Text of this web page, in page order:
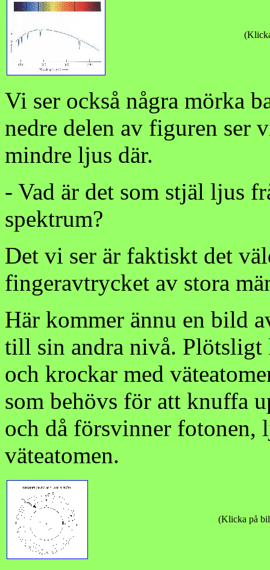
Vi ser också några mörka
nedre delen av figuren ser
mindre ljus där.
- Vad är det som stjäl ljus
spektrum?
Det vi ser är faktiskt det
fingeravtrycket av stora
Här kommer ännu en bild
till sin andra nivå. Plötsligt
och krockar med
som behövs för att knuffa
och då försvinner fotonen,
väteatomen.
(Klicka på